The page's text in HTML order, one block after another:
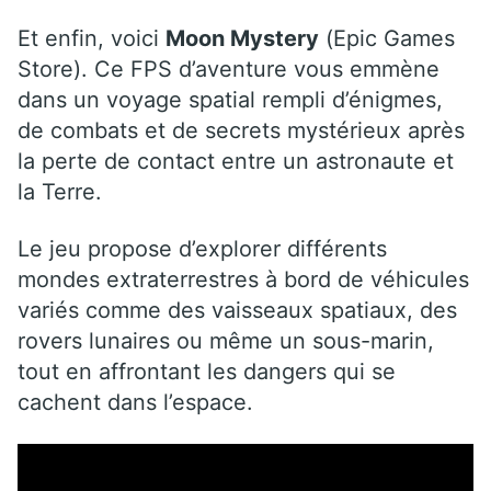
Et enfin, voici Moon Mystery (Epic Games
Store). Ce FPS d’aventure vous emmène
dans un voyage spatial rempli d’énigmes,
de combats et de secrets mystérieux après
la perte de contact entre un astronaute et
la Terre.
Le jeu propose d’explorer différents
mondes extraterrestres à bord de véhicules
variés comme des vaisseaux spatiaux, des
rovers lunaires ou même un sous-marin,
tout en affrontant les dangers qui se
cachent dans l’espace.